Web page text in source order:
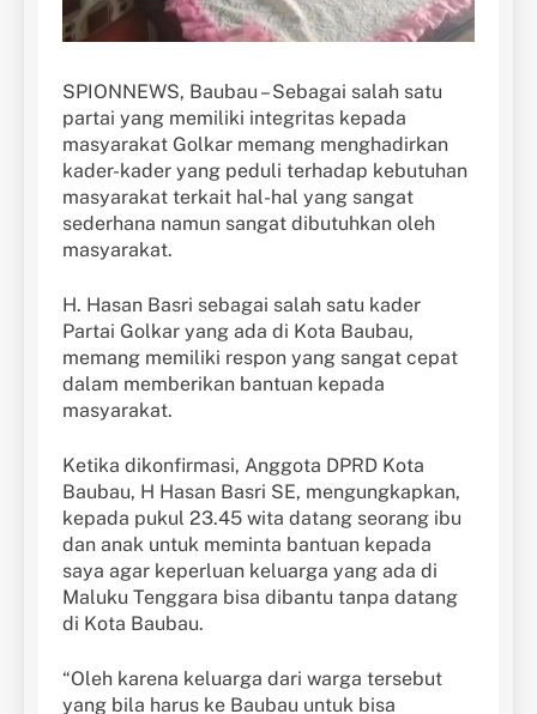
SPIONNEWS, Baubau – Sebagai salah satu
partai yang memiliki integritas kepada
masyarakat Golkar memang menghadirkan
kader-kader yang peduli terhadap kebutuhan
masyarakat terkait hal-hal yang sangat
sederhana namun sangat dibutuhkan oleh
masyarakat.
H. Hasan Basri sebagai salah satu kader
Partai Golkar yang ada di Kota Baubau,
memang memiliki respon yang sangat cepat
dalam memberikan bantuan kepada
masyarakat.
Ketika dikonfirmasi, Anggota DPRD Kota
Baubau, H Hasan Basri SE, mengungkapkan,
kepada pukul 23.45 wita datang seorang ibu
dan anak untuk meminta bantuan kepada
saya agar keperluan keluarga yang ada di
Maluku Tenggara bisa dibantu tanpa datang
di Kota Baubau.
“Oleh karena keluarga dari warga tersebut
yang bila harus ke Baubau untuk bisa